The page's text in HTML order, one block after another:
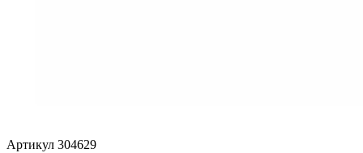
Артикул 304629